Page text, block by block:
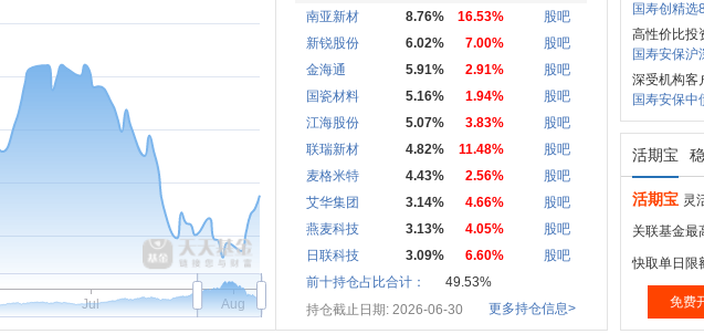
Jul Aug
南亚新材
8.76% 16.53%
股吧
新锐股份
6.02% 7.00%
股吧
金海通
5.91% 2.91%
股吧
国瓷材料
5.16% 1.94%
股吧
江海股份
5.07% 3.83%
股吧
联瑞新材
4.82% 11.48%
股吧
麦格米特
4.43% 2.56%
股吧
艾华集团
3.14% 4.66%
股吧
燕麦科技
3.13% 4.05%
股吧
日联科技
3.09% 6.60%
股吧
前十持仓占比合计：
49.53%
持仓截止日期: 2026-06-30
更多持仓信息>
国寿创精选
高性价比投
国寿安保沪
深受机构客
国寿安保中
活期宝
活期宝 灵
关联基金最
快取单日限
免费